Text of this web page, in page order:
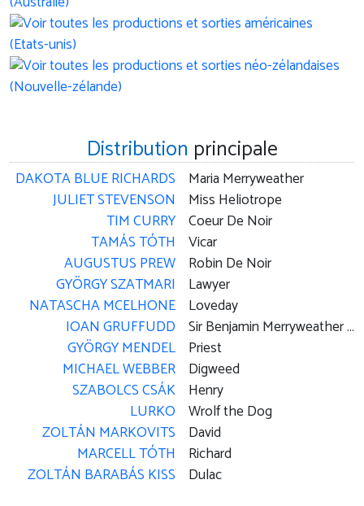
Distribution principale
DAKOTA BLUE RICHARDS
JULIET STEVENSON
TIM CURRY
TAMÁS TÓTH
AUGUSTUS PREW
GYÖRGY SZATMARI
NATASCHA MCELHONE
IOAN GRUFFUDD
GYÖRGY MENDEL
MICHAEL WEBBER
SZABOLCS CSÁK
LURKO
ZOLTÁN MARKOVITS
MARCELL TÓTH
ZOLTÁN BARABÁS KISS
Maria Merryweather
Miss Heliotrope
Coeur De Noir
Vicar
Robin De Noir
Lawyer
Loveday
Sir Benjamin Merryweather / Sir Wrolf Merryweather
Priest
Digweed
Henry
Wrolf the Dog
David
Richard
Dulac